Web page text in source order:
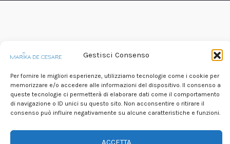
Gestisci Consenso
Per fornire le migliori esperienze, utilizziamo tecnologie come i cookie per
memorizzare e/o accedere alle informazioni del dispositivo. Il consenso a
queste tecnologie ci permetterà di elaborare dati come il comportamento
di navigazione o ID unici su questo sito. Non acconsentire o ritirare il
consenso può influire negativamente su alcune caratteristiche e funzioni.
ACCETTA